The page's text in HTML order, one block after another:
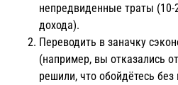
непредвиденные траты (10-
дохода).
Переводить в заначку
(например, вы отказались
решили, что обойдётесь